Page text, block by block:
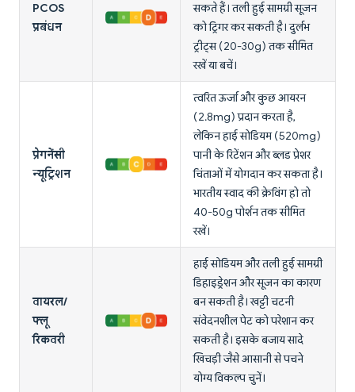
PCOS
प्रबंधन
सकते हैं। तली हुई सामग्री सूजन
को ट्रिगर कर सकती है। दुर्लभ
ट्रीट्स (20-30g) तक सीमित
रखें या बचें।
प्रेगनेंसी
न्यूट्रिशन
त्वरित ऊर्जा और कुछ आयरन
(2.8mg) प्रदान करता है,
लेकिन हाई सोडियम (520mg)
पानी के रिटेंशन और ब्लड प्रेशर
चिंताओं में योगदान कर सकता है।
भारतीय स्वाद की क्रेविंग हो तो
40-50g पोर्शन तक सीमित
रखें।
वायरल/
फ्लू
रिकवरी
हाई सोडियम और तली हुई सामग्री
डिहाइड्रेशन और सूजन का कारण
बन सकती है। खट्टी चटनी
संवेदनशील पेट को परेशान कर
सकती है। इसके बजाय सादे
खिचड़ी जैसे आसानी से पचने
योग्य विकल्प चुनें।